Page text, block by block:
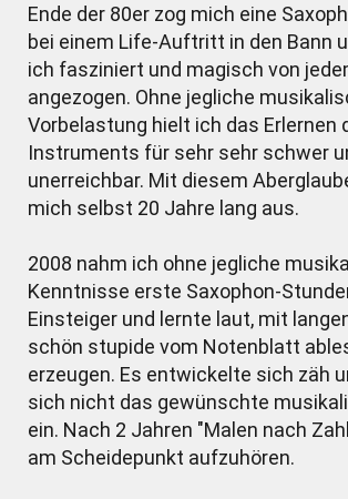
Ende der 80er zog mich eine
bei einem Life-Auftritt in den Bann
ich fasziniert und magisch von
angezogen. Ohne jegliche
Vorbelastung hielt ich das Erlernen
Instruments für sehr sehr schwer
unerreichbar. Mit diesem
mich selbst 20 Jahre lang aus.
2008 nahm ich ohne jegliche
Kenntnisse erste Saxophon-
Einsteiger und lernte laut, mit
schön stupide vom Notenblatt
erzeugen. Es entwickelte sich zäh
sich nicht das gewünschte
ein. Nach 2 Jahren "Malen nach
am Scheidepunkt aufzuhören.